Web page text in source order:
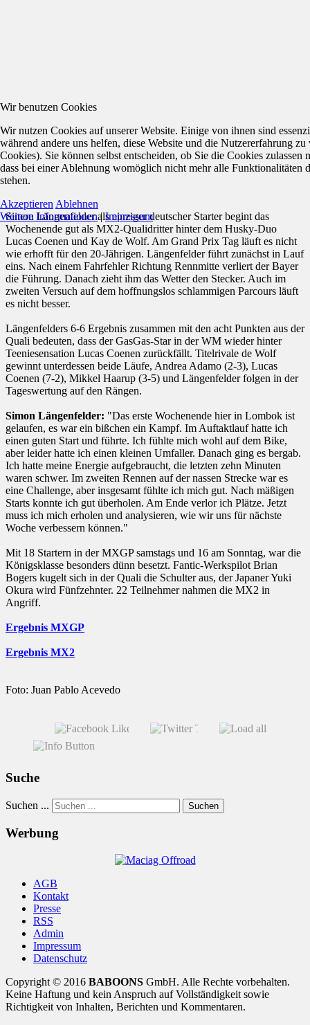
Simon Längenfelder als einziger deutscher Starter begint das
Wochenende gut als MX2-Qualidritter hinter dem Husky-Duo
Lucas Coenen und Kay de Wolf. Am Grand Prix Tag läuft es nicht
wie erhofft für den 20-Jährigen. Längenfelder führt zunächst in Lauf
eins. Nach einem Fahrfehler Richtung Rennmitte verliert der Bayer
die Führung. Danach zieht ihm das Wetter den Stecker. Auch im
zweiten Versuch auf dem hoffnungslos schlammigen Parcours läuft
es nicht besser.
Längenfelders 6-6 Ergebnis zusammen mit den acht Punkten aus der
Quali bedeuten, dass der GasGas-Star in der WM wieder hinter
Teeniesensation Lucas Coenen zurückfällt. Titelrivale de Wolf
gewinnt unterdessen beide Läufe, Andrea Adamo (2-3), Lucas
Coenen (7-2), Mikkel Haarup (3-5) und Längenfelder folgen in der
Tageswertung auf den Rängen.
Simon Längenfelder: "Das erste Wochenende hier in Lombok ist
gelaufen, es war ein bißchen ein Kampf. Im Auftaktlauf hatte ich
einen guten Start und führte. Ich fühlte mich wohl auf dem Bike,
aber leider hatte ich einen kleinen Umfaller. Danach ging es bergab.
Ich hatte meine Energie aufgebraucht, die letzten zehn Minuten
waren schwer. Im zweiten Rennen auf der nassen Strecke war es
eine Challenge, aber insgesamt fühlte ich mich gut. Nach mäßigen
Starts konnte ich gut überholen. Am Ende verlor ich Plätze. Jetzt
muss ich mich erholen und analysieren, wie wir uns für nächste
Woche verbessern können."
Mit 18 Startern in der MXGP samstags und 16 am Sonntag, war die
Königsklasse besonders dünn besetzt. Fantic-Werkspilot Brian
Bogers kugelt sich in der Quali die Schulter aus, der Japaner Yuki
Okura wird Fünfzehnter. 22 Teilnehmer nahmen die MX2 in
Angriff.
Ergebnis MXGP
Ergebnis MX2
Foto: Juan Pablo Acevedo
Suche
Suchen ... Suchen
Werbung
AGB
Kontakt
Presse
RSS
Admin
Impressum
Datenschutz
Copyright © 2016 BABOONS GmbH. Alle Rechte vorbehalten.
Keine Haftung und kein Anspruch auf Vollständigkeit sowie
Richtigkeit von Inhalten, Berichten und Kommentaren.
Wir benutzen Cookies
Wir nutzen Cookies auf unserer Website. Einige von ihnen sind
während andere uns helfen, diese Website und die Nutzererfahrung zu
Cookies). Sie können selbst entscheiden, ob Sie die Cookies zulassen
dass bei einer Ablehnung womöglich nicht mehr alle Funktionalitäten
stehen.
Akzeptieren Ablehnen
Weitere Informationen|Impressum